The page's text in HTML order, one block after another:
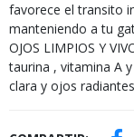
favorece el transito
manteniendo a tu
OJOS LIMPIOS Y
taurina , vitamina A
clara y ojos radiantes